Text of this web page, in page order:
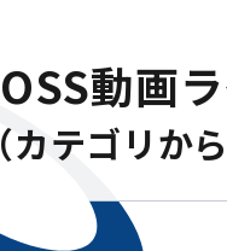
OSS動画
カテゴリから